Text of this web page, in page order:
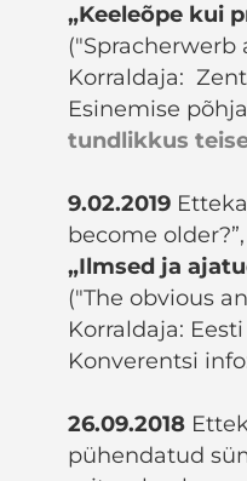
„Keeleõpe kui
("Spracherwerb
Korraldaja:
Esinemise
tundlikkus
9.02.2019
become
„Ilmsed ja
("The obvious
Korraldaja:
Konverentsi
26.09.2018
pühendatud